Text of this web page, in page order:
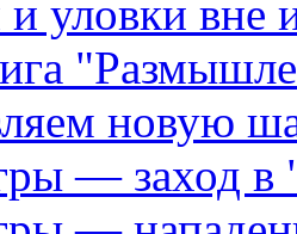
уловки вне
новую
— заход в